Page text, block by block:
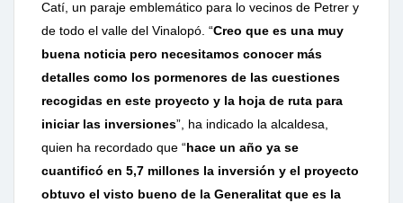
Catí, un paraje emblemático para lo vecinos de Petrer y
de todo el valle del Vinalopó. “Creo que es una muy
buena noticia pero necesitamos conocer más
detalles como los pormenores de las cuestiones
recogidas en este proyecto y la hoja de ruta para
iniciar las inversiones”, ha indicado la alcaldesa,
quien ha recordado que “hace un año ya se
cuantificó en 5,7 millones la inversión y el proyecto
obtuvo el visto bueno de la Generalitat que es la